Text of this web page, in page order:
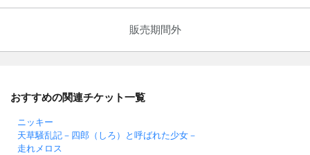
販売期間外
おすすめの関連チケット一覧
ニッキー
天草騒乱記－四郎（しろ）と呼ばれた少女－
走れメロス